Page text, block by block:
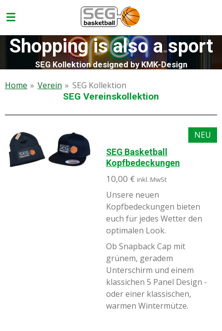
Hauptinhalt
springen
Shopping is also a sport
SEG Kollektion designed by KMK-Design
Home » Verein » SEG Kollektion
SEG Vereinskollektion
NEU
SEG Basketball
Kopfbedeckungen
10,00 € inkl. MwSt
Unsere neuen
Kopfbedeckungen bieten
euch für jedes Wetter den
optimalen Look.
Ob Snapback Cap mit
grünem, geradem
Unterschirm und einem
klassichen 5 Panel Design -
oder einer klassischen,
warmen Wintermütze.